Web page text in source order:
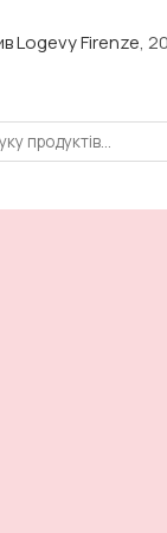
Logevy Firenze,